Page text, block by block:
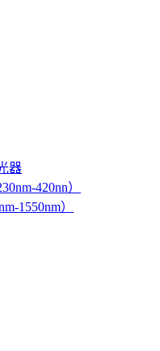
器
420nn）
1550nm）